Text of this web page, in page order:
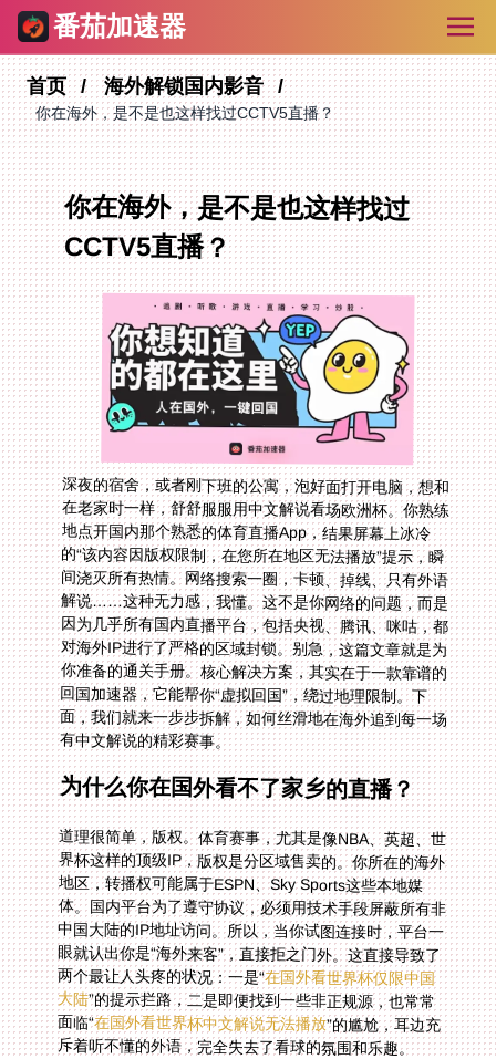
番茄加速器
首页 海外解锁国内影音
你在海外，是不是也这样找过CCTV5直播？
你在海外，是不是也这样找过
CCTV5直播？
深夜的宿舍，或者刚下班的公寓，泡好面打开电脑，想和
在老家时一样，舒舒服服用中文解说看场欧洲杯。你熟练
地点开国内那个熟悉的体育直播App，结果屏幕上冰冷
的“该内容因版权限制，在您所在地区无法播放”提示，瞬
间浇灭所有热情。网络搜索一圈，卡顿、掉线、只有外语
解说……这种无力感，我懂。这不是你网络的问题，而是
因为几乎所有国内直播平台，包括央视、腾讯、咪咕，都
对海外IP进行了严格的区域封锁。别急，这篇文章就是为
你准备的通关手册。核心解决方案，其实在于一款靠谱的
回国加速器，它能帮你“虚拟回国”，绕过地理限制。下
面，我们就来一步步拆解，如何丝滑地在海外追到每一场
有中文解说的精彩赛事。
为什么你在国外看不了家乡的直播？
道理很简单，版权。体育赛事，尤其是像NBA、英超、世
界杯这样的顶级IP，版权是分区域售卖的。你所在的海外
地区，转播权可能属于ESPN、Sky Sports这些本地媒
体。国内平台为了遵守协议，必须用技术手段屏蔽所有非
中国大陆的IP地址访问。所以，当你试图连接时，平台一
眼就认出你是“海外来客”，直接拒之门外。这直接导致了
两个最让人头疼的状况：一是“在国外看世界杯仅限中国
大陆”的提示拦路，二是即便找到一些非正规源，也常常
面临“在国外看世界杯中文解说无法播放”的尴尬，耳边充
斥着听不懂的外语，完全失去了看球的氛围和乐趣。